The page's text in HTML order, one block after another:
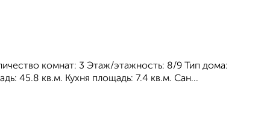
комнат: 3 Этаж/этажность: 8/9 Тип дома:
45.8 кв.м. Кухня площадь: 7.4 кв.м. Сан...